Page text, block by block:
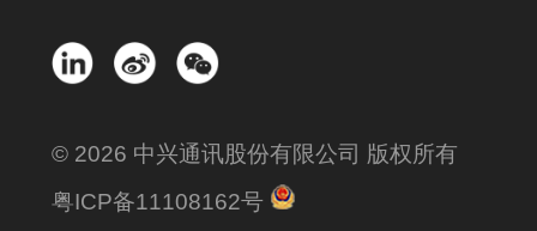
© 2026 中兴通讯股份有限公司 版权所有
粤ICP备11108162号